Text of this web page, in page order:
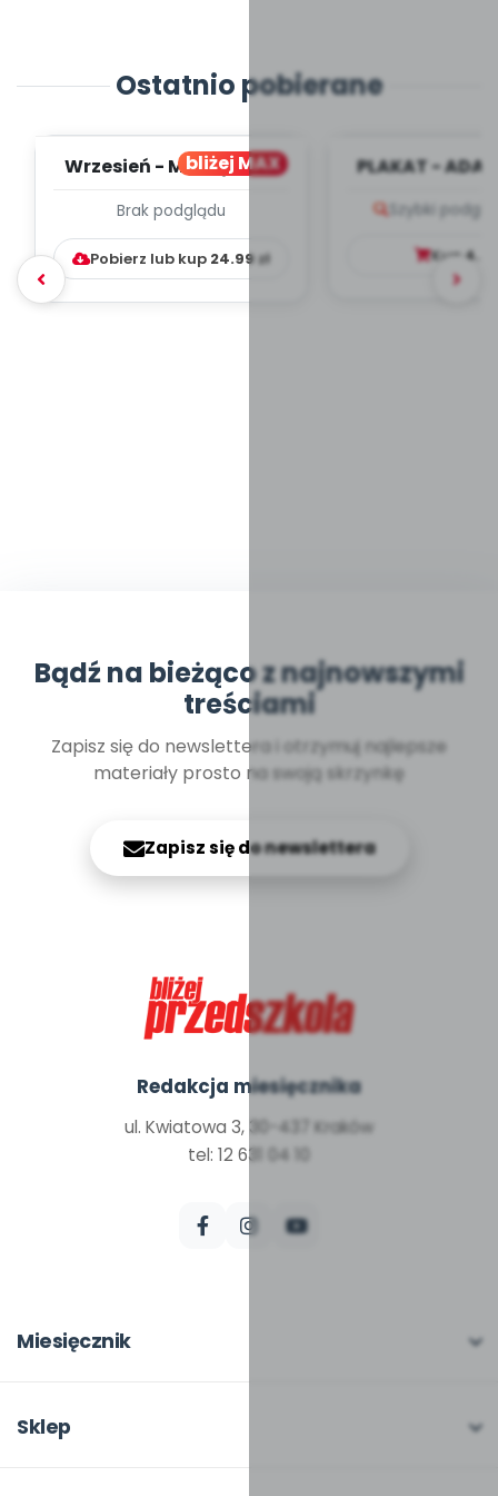
Ostatnio pobierane
bliżej MAX
Wrzesień - MIESIĘCZNY
WYCHOWAWCZO –
DYDAKTYC...
Brak podglądu
Pobierz lub kup 24.99zł
PLAKAT -
Szybki
Kup
Bądź na bieżąco z najnowszymi
treściami
Zapisz się do newslettera i otrzymuj najlepsze
materiały prosto na swoją skrzynkę
Zapisz się do newslettera
Redakcja miesięcznika
ul. Kwiatowa 3, 30-437 Kraków
tel: 12 631 04 10
Miesięcznik
W numerze
Sklep